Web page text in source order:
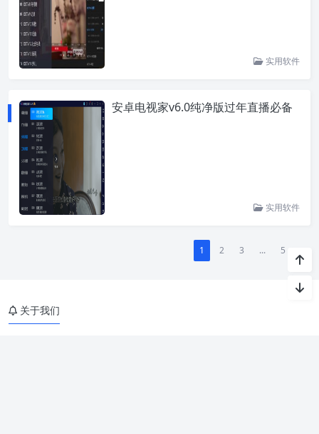
实用软件
安卓电视家v6.0纯净版过年直播必备
实用软件
1 2 3 ... 5
关于我们